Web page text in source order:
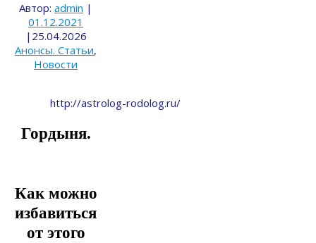
Автор: admin |
01.12.2021
| 25.04.2026
Анонсы. Статьи,
Новости
http://astrolog-rodolog.ru/
Гордыня.
Как можно
избавиться
от этого